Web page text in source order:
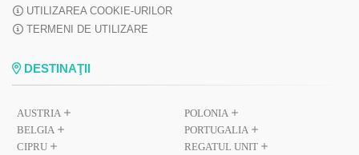
UTILIZAREA COOKIE-URILOR
TERMENI DE UTILIZARE
DESTINAŢII
AUSTRIA
BELGIA
CIPRU
POLONIA
PORTUGALIA
REGATUL UNIT